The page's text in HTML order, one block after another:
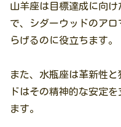
山羊座は目標達成に向
で、シダーウッドのア
らげるのに役立ちます。
また、水瓶座は革新性
ドはその精神的な安定
ます。